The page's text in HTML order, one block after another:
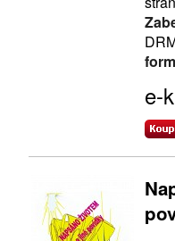
e-